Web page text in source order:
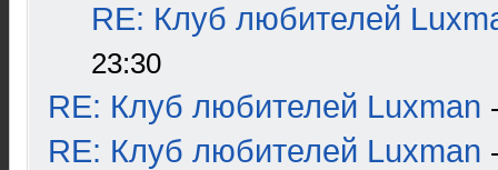
RE: Клуб любителей
23:30
RE: Клуб любителей Luxman
RE: Клуб любителей Luxman